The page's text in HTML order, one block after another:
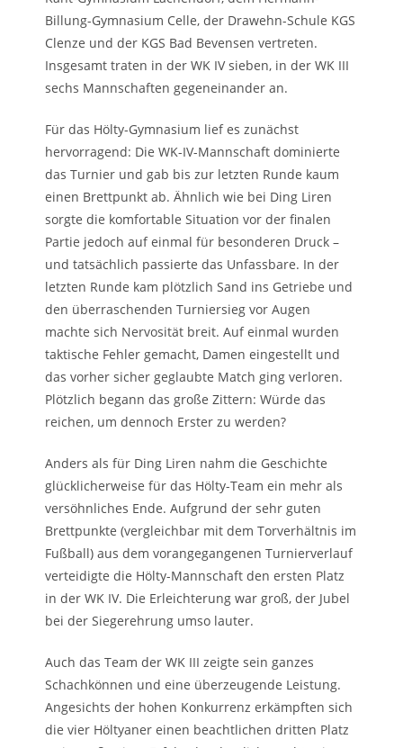
Billung-Gymnasium Celle, der Drawehn-Schule KGS
Clenze und der KGS Bad Bevensen vertreten.
Insgesamt traten in der WK IV sieben, in der WK III
sechs Mannschaften gegeneinander an.
Für das Hölty-Gymnasium lief es zunächst
hervorragend: Die WK-IV-Mannschaft dominierte
das Turnier und gab bis zur letzten Runde kaum
einen Brettpunkt ab. Ähnlich wie bei Ding Liren
sorgte die komfortable Situation vor der finalen
Partie jedoch auf einmal für besonderen Druck –
und tatsächlich passierte das Unfassbare. In der
letzten Runde kam plötzlich Sand ins Getriebe und
den überraschenden Turniersieg vor Augen
machte sich Nervosität breit. Auf einmal wurden
taktische Fehler gemacht, Damen eingestellt und
das vorher sicher geglaubte Match ging verloren.
Plötzlich begann das große Zittern: Würde das
reichen, um dennoch Erster zu werden?
Anders als für Ding Liren nahm die Geschichte
glücklicherweise für das Hölty-Team ein mehr als
versöhnliches Ende. Aufgrund der sehr guten
Brettpunkte (vergleichbar mit dem Torverhältnis im
Fußball) aus dem vorangegangenen Turnierverlauf
verteidigte die Hölty-Mannschaft den ersten Platz
in der WK IV. Die Erleichterung war groß, der Jubel
bei der Siegerehrung umso lauter.
Auch das Team der WK III zeigte sein ganzes
Schachkönnen und eine überzeugende Leistung.
Angesichts der hohen Konkurrenz erkämpften sich
die vier Höltyaner einen beachtlichen dritten Platz